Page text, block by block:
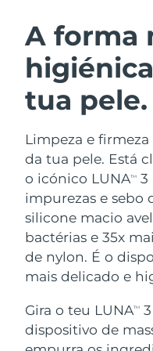
A forma
tua pele.
Limpeza e
da tua pele. Está
o icónico LUNATM
3
impurezas e sebo
silicone macio
bactérias e 35x
de nylon. É o
mais delicado e
Gira o teu LUNATM
dispositivo de
Limpeza facial
Anti-
Massage,
BEAR™
Hidratação
UFO™
Deep
UFO™ 3
Near-
device
issa™ 4
Hybrid
Smart
TRATAMENTO
FAQ™
Antienvelhecimento
Áustria
Barein
Bélgica
Bermudas
Bósnia e
Herzegovina
Brunei
Bulgária
Chile